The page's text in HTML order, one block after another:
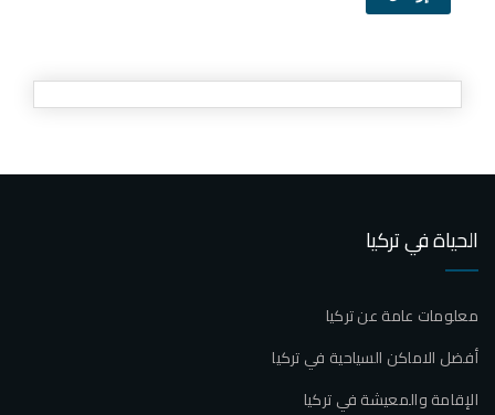
الحياة في تركيا
معلومات عامة عن تركيا
أفضل الاماكن السياحية في تركيا
الإقامة والمعيشة في تركيا